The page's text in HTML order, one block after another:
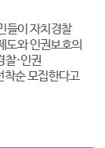
들이 자치경찰
도와 인권보호의
찰·인권
순 모집한다고